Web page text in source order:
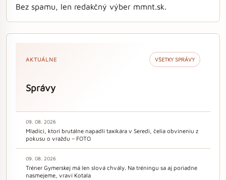
Bez spamu, len redakčný výber mmnt.sk.
AKTUÁLNE VŠETKY SPRÁVY
Správy
09. 08. 2026
Mladíci, ktorí brutálne napadli taxikára v Seredi, čelia obvineniu z
pokusu o vraždu – FOTO
09. 08. 2026
Tréner Gymerskej má len slová chvály. Na tréningu sa aj poriadne
nasmejeme, vraví Kotala